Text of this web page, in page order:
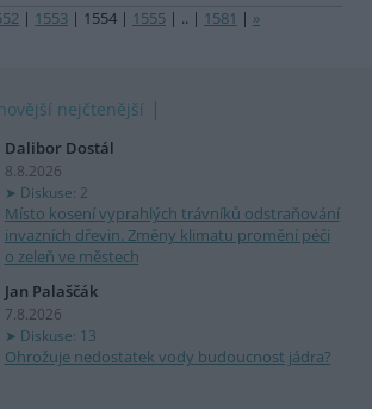
| 1553 | 1554 | 1555 | .. | 1581 | »
nejčtenější
Dalibor Dostál
8.8.2026
Diskuse: 2
Místo kosení vyprahlých trávníků odstraňování
invazních dřevin. Změny klimatu promění péči
o zeleň ve městech
Jan Palaščák
7.8.2026
Diskuse: 13
Ohrožuje nedostatek vody budoucnost jádra?